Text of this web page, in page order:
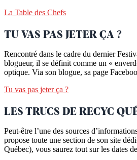
La Table des Chefs
TU VAS PAS JETER ÇA ?
Rencontré dans le cadre du dernier
blogueur, il se définit comme un «
optique. Via son blogue, sa page
Tu vas pas jeter ça ?
LES TRUCS DE RECYC
Peut-être l’une des sources
propose toute une section de son site
Québec), vous saurez tout sur les dates